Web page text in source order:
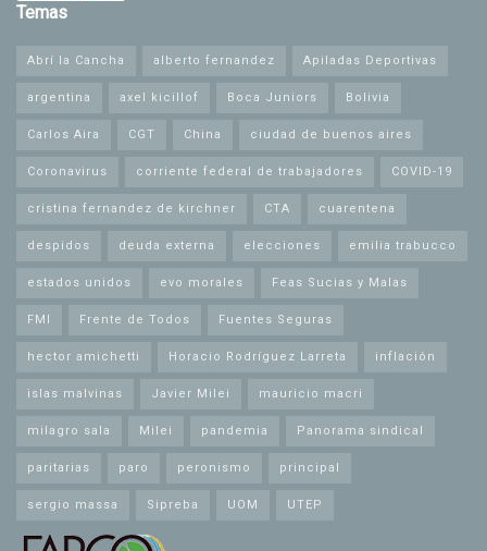
Temas
Abrí la Cancha alberto fernandez Apiladas Deportivas
argentina axel kicillof Boca Juniors Bolivia
Carlos Aira CGT China ciudad de buenos aires
Coronavirus corriente federal de trabajadores COVID-19
cristina fernandez de kirchner CTA cuarentena
despidos deuda externa elecciones emilia trabucco
estados unidos evo morales Feas Sucias y Malas
FMI Frente de Todos Fuentes Seguras
hector amichetti Horacio Rodríguez Larreta inflación
islas malvinas Javier Milei mauricio macri
milagro sala Milei pandemia Panorama sindical
paritarias paro peronismo principal
sergio massa Sipreba UOM UTEP